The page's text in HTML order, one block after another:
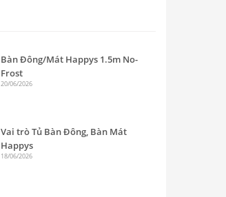
Bàn Đông/Mát Happys 1.5m No-
Frost
20/06/2026
Vai trò Tủ Bàn Đông, Bàn Mát
Happys
18/06/2026